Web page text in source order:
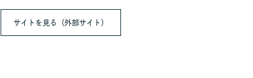
サイトを見る（外部サイト）